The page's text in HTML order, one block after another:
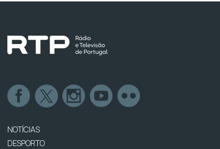
NOTÍCIAS
DESPORTO